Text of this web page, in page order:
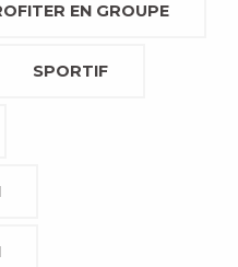
EN GROUPE
SPORTIF